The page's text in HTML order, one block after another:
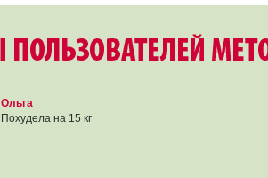
Ольга
Похудела на 15 кг